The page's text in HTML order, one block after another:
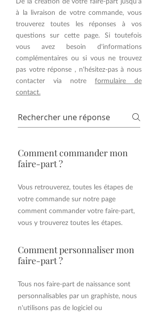
à la livraison de votre commande, vous
trouverez toutes les réponses à vos
questions sur cette page. Si toutefois
vous avez besoin d'informations
complémentaires ou si vous ne trouvez
pas votre réponse , n'hésitez-pas à nous
contacter via notre formulaire de
contact.
Comment commander mon
faire-part ?
Vous retrouverez, toutes les étapes de
votre commande sur notre page
comment commander votre faire-part,
vous y trouverez toutes les étapes.
Comment personnaliser mon
faire-part ?
Tous nos faire-part de naissance sont
personnalisables par un graphiste, nous
n'utilisons pas de logiciel ou